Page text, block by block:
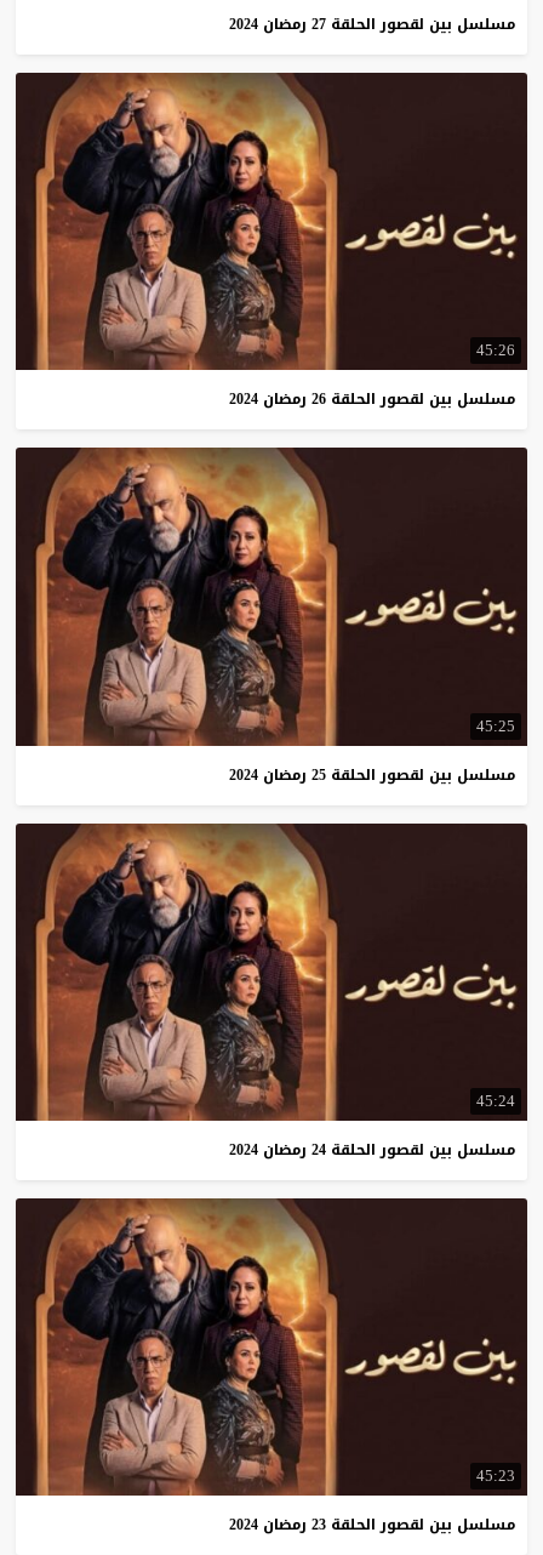
مسلسل بين لقصور الحلقة 27 رمضان 2024
45:26
مسلسل بين لقصور الحلقة 26 رمضان 2024
45:25
مسلسل بين لقصور الحلقة 25 رمضان 2024
45:24
مسلسل بين لقصور الحلقة 24 رمضان 2024
45:23
مسلسل بين لقصور الحلقة 23 رمضان 2024